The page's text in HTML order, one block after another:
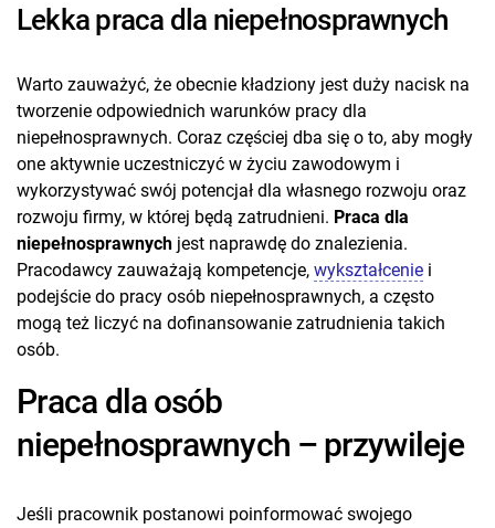
Lekka praca dla niepełnosprawnych
Warto zauważyć, że obecnie kładziony jest duży nacisk na
tworzenie odpowiednich warunków pracy dla
niepełnosprawnych. Coraz częściej dba się o to, aby mogły
one aktywnie uczestniczyć w życiu zawodowym i
wykorzystywać swój potencjał dla własnego rozwoju oraz
rozwoju firmy, w której będą zatrudnieni. Praca dla
niepełnosprawnych jest naprawdę do znalezienia.
Pracodawcy zauważają kompetencje, wykształcenie i
podejście do pracy osób niepełnosprawnych, a często
mogą też liczyć na dofinansowanie zatrudnienia takich
osób.
Praca dla osób
niepełnosprawnych – przywileje
Jeśli pracownik postanowi poinformować swojego